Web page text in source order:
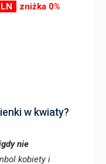
zniżka 0%
w kwiaty?
nie
kobiety i